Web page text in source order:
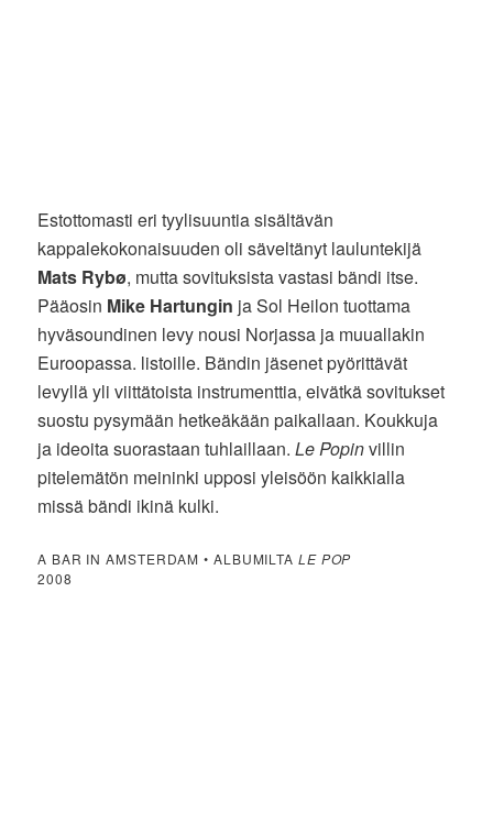
Estottomasti eri tyylisuuntia sisältävän
kappalekokonaisuuden oli säveltänyt lauluntekijä
Mats Rybø, mutta sovituksista vastasi bändi itse.
Pääosin Mike Hartungin ja Sol Heilon tuottama
hyväsoundinen levy nousi Norjassa ja muuallakin
Euroopassa. listoille. Bändin jäsenet pyörittävät
levyllä yli viittätoista instrumenttia, eivätkä sovitukset
suostu pysymään hetkeäkään paikallaan. Koukkuja
ja ideoita suorastaan tuhlaillaan.Le Popinvillin
pitelemätön meininki upposi yleisöön kaikkialla
missä bändi ikinä kulki.
A BAR IN AMSTERDAM • ALBUMILTA LE POP
2008